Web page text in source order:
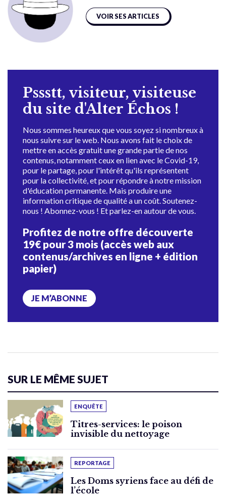
VOIR SES ARTICLES
Pssstt, visiteur, visiteuse
du site d'Alter Échos !
Nous sommes heureux que vous soyez si nombreux à
nous suivre sur le web. Nous avons fait le choix de
mettre en accès gratuit une grande partie de nos
contenus, notamment ceux en lien avec le Covid-19,
pour le partage, pour l'intérêt qu'ils représentent
pour la collectivité, et pour répondre à notre mission
d'éducation permanente. Mais produire une
information critique de qualité a un coût. Soutenez-
nous ! Abonnez-vous ! Et parlez-en autour de vous.
Profitez de notre offre découverte
19€ pour 3 mois (accès web aux
contenus/archives en ligne + édition
papier)
JE M’ABONNE
SUR LE MÊME SUJET
ENQUÊTE
Titres-services: le poison
invisible du nettoyage
REPORTAGE
Les Doms syriens face au défi de
l’école